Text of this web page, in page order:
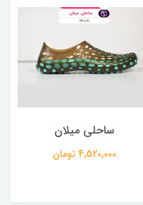
ساحلی میلان
4,520,000 تومان